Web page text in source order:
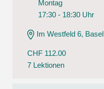
Montag
17:30 - 18:30 Uhr
Im Westfeld 6, Basel
CHF 112.00
7 Lektionen